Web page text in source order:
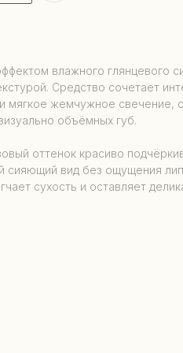
влажного глянцевого
Средство сочетает
мягкое жемчужное свечение,
объёмных губ.
оттенок красиво
сияющий вид без ощущения
сухость и оставляет